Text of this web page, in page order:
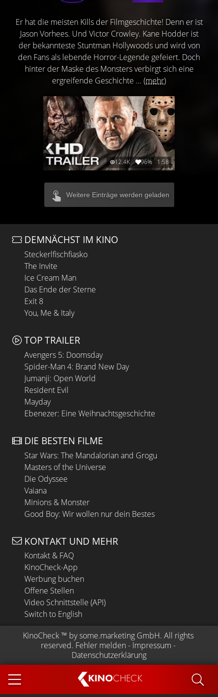
KINOCHECK
Er hat die meisten Kills der Filmgeschichte! Denn er ist
Jason Vorhees. Und Victor Crowley. Kane Hodder ist
der bekannteste Stuntman Hollywoods und wird von
den Fans als lebende Horror-Legende gefeiert. Doch
hinter der Maske des Monsters verbirgt sich eine
ergreifende Geschichte ... (mehr)
12.4K 96% 1:58
Weitere Einträge werden geladen
DEMNÄCHST IM KINO
Steckerlfischfiasko
The Invite
Ice Cream Man
Das Ende der Sterne
Exit 8
You, Me & Italy
TOP TRAILER
Avengers 5: Doomsday
Spider-Man 4: Brand New Day
Jumanji: Open World
Resident Evil
Mayday
Ebenezer: Eine Weihnachtsgeschichte
DIE BESTEN FILME
Star Wars: The Mandalorian and Grogu
Masters of the Universe
Die Odyssee
Vaiana
Minions & Monster
Good Boy: Wir wollen nur dein Bestes
KONTAKT UND MEHR
Kontakt & FAQ
KinoCheck-App
Werbung buchen
Offene Stellen
Video Schnittstelle (API)
Switch to English
KinoCheck ™ by some.marketing GmbH. All rights
reserved. Fehler melden - Impressum -
Datenschutzerklärung